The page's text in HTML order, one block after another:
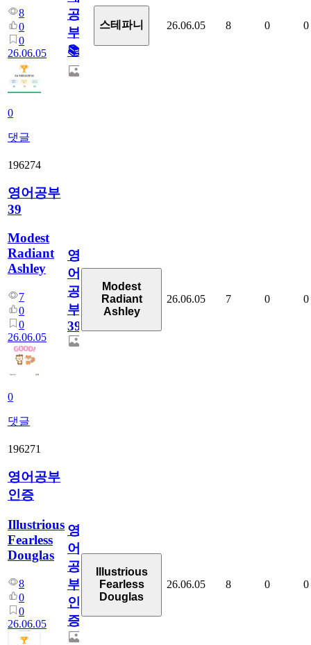
8
0
0
26.06.05
0
댓글
공
부!
📚
스테파니 26.06.05 8 0 0
196274
영어공부
39
Modest
Radiant
Ashley
7
0
0
26.06.05
0
댓글
영
어
공
부
39
Modest
Radiant
Ashley
26.06.05 7 0 0
196271
영어공부
인증
Illustrious
Fearless
Douglas
8
0
0
26.06.05
영
어
공
부
인
증
Illustrious
Fearless
Douglas
26.06.05 8 0 0